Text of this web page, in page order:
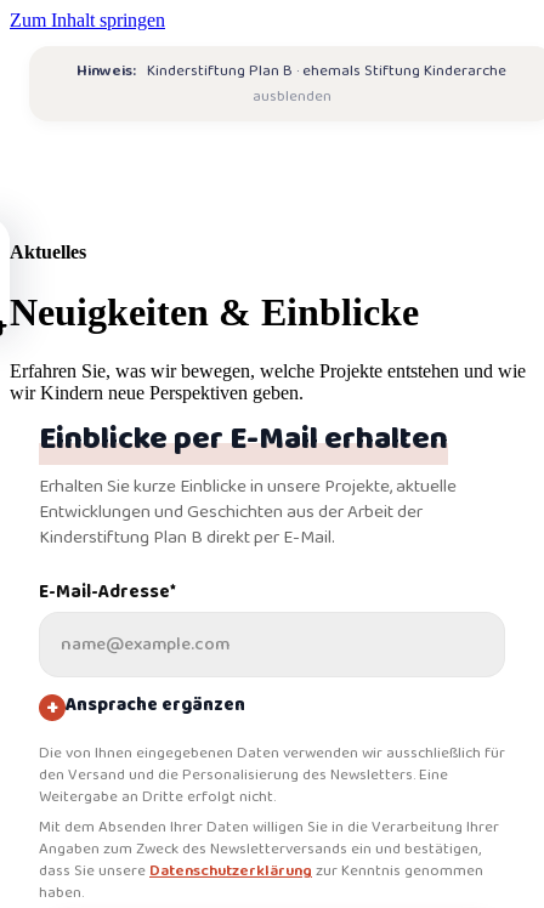
Zum Inhalt springen
Hinweis: Kinderstiftung Plan B · ehemals Stiftung Kinderarche
ausblenden
Aktuelles
Neuigkeiten & Einblicke
Erfahren Sie, was wir bewegen, welche Projekte entstehen und wie
wir Kindern neue Perspektiven geben.
Einblicke per E-Mail erhalten
Erhalten Sie kurze Einblicke in unsere Projekte, aktuelle
Entwicklungen und Geschichten aus der Arbeit der
Kinderstiftung Plan B direkt per E-Mail.
E-Mail-Adresse*
+ Ansprache ergänzen
Die von Ihnen eingegebenen Daten verwenden wir ausschließlich für
den Versand und die Personalisierung des Newsletters. Eine
Weitergabe an Dritte erfolgt nicht.
Mit dem Absenden Ihrer Daten willigen Sie in die Verarbeitung Ihrer
Angaben zum Zweck des Newsletterversands ein und bestätigen,
dass Sie unsereDatenschutzerklärungzur Kenntnis genommen
haben.